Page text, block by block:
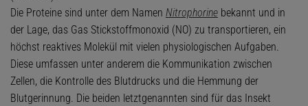
Die Proteine sind unter dem Namen Nitrophorine bekannt und in
der Lage, das Gas Stickstoffmonoxid (NO) zu transportieren, ein
höchst reaktives Molekül mit vielen physiologischen Aufgaben.
Diese umfassen unter anderem die Kommunikation zwischen
Zellen, die Kontrolle des Blutdrucks und die Hemmung der
Blutgerinnung. Die beiden letztgenannten sind für das Insekt